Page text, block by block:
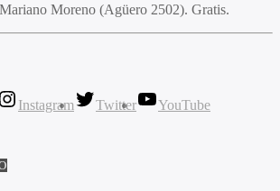
Moreno (Agüero 2502). Gratis.
Instagram Twitter
YouTube